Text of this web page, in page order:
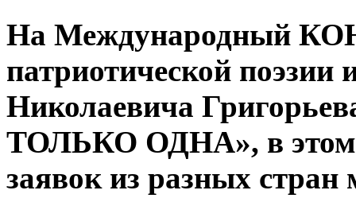
На Международный
патриотической
Николаевича
ТОЛЬКО ОДНА», в этом
заявок из разных